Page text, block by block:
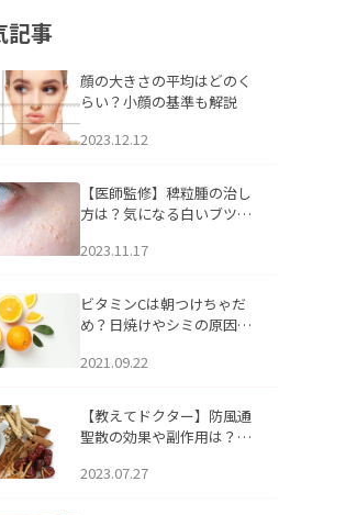
記事
顔の大きさの平均はどのく
らい？小顔の基準も解説
2023.12.12
【医師監修】稗粒腫の治し
方は？気になる白いブツブ
アについて
2023.11.17
ビタミンCは朝つけちゃだ
め？日焼けやシミの原因に
2021.09.22
【教えてドクター】防風通
聖散の効果や副作用は？長
2023.07.27